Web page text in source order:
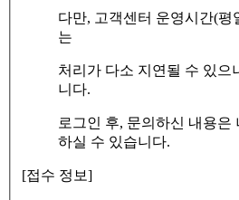
다만, 고객센터 운영시간(평
는
처리가 다소 지연될 수 있으
니다.
로그인 후, 문의하신 내용은
하실 수 있습니다.
[접수 정보]